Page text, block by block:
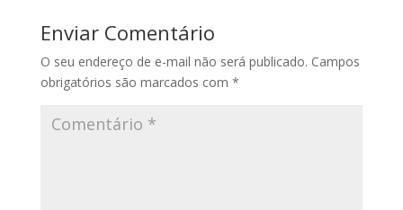
Enviar Comentário
O seu endereço de e-mail não será publicado. Campos
obrigatórios são marcados com *